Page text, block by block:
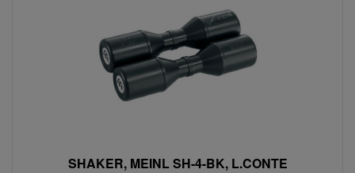
SHAKER, MEINL SH-4-BK, L.CONTE